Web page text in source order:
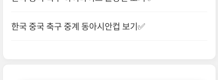
한국 중국 축구 중계 동아시안컵 보기✅